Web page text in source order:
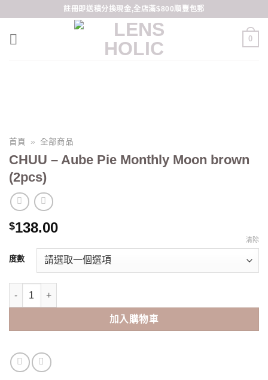
content
註冊即送積分換現金,全店滿$800順豐包郵
0
首頁 » 全部商品
CHUU – Aube Pie Monthly Moon brown
(2pcs)
$138.00
度數
清除
CHUU - Aube Pie Monthly Moon brown (2pcs) 數量
加入購物車